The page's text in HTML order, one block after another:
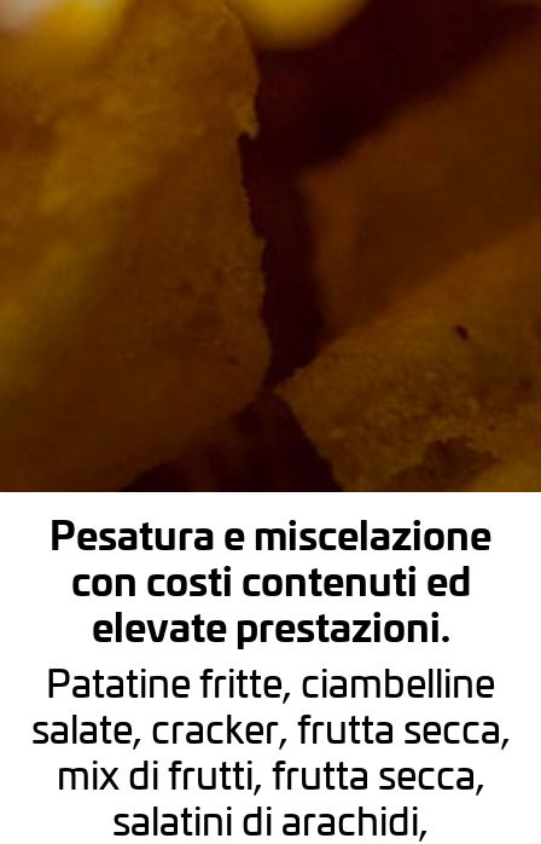
Pesatura e miscelazione
con costi contenuti ed
elevate prestazioni.
Patatine fritte, ciambelline
salate, cracker, frutta secca,
mix di frutti, frutta secca,
salatini di arachidi,